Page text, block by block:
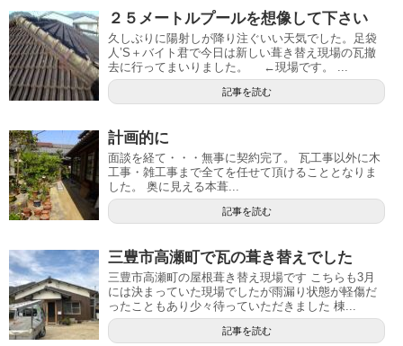
２５メートルプールを想像して下さい
久しぶりに陽射しが降り注ぐいい天気でした。足袋
人’S＋バイト君で今日は新しい葺き替え現場の瓦撤
去に行ってまいりました。 ←現場です。 ...
記事を読む
計画的に
面談を経て・・・無事に契約完了。 瓦工事以外に木
工事・雑工事まで全てを任せて頂けることとなりま
した。 奥に見える本葺...
記事を読む
三豊市高瀬町で瓦の葺き替えでした
三豊市高瀬町の屋根葺き替え現場です こちらも3月
には決まっていた現場でしたが雨漏り状態が軽傷だ
ったこともあり少々待っていただきました 棟...
記事を読む